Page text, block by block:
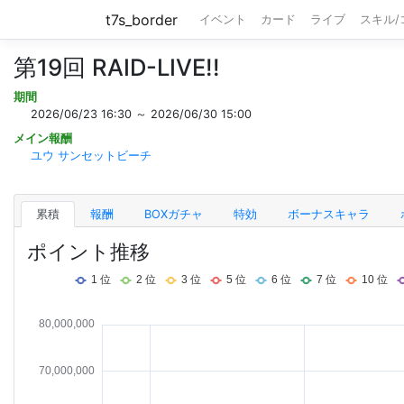
t7s_border イベント カード ライブ スキル/
第19回 RAID-LIVE!!
期間
2026/06/23 16:30 ～ 2026/06/30 15:00
メイン報酬
ユウ サンセットビーチ
累積 報酬 BOXガチャ 特効 ボーナスキャラ
ポイント推移